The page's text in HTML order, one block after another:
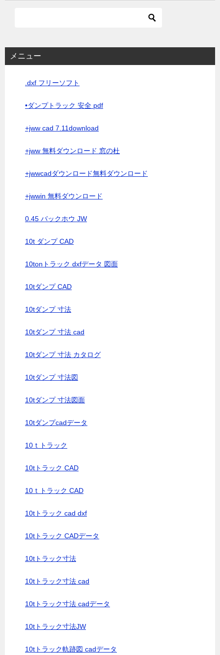
メニュー
.dxf フリーソフト
•ダンプトラック 安全 pdf
+jww cad 7.11download
+jww 無料ダウンロード 窓の杜
+jwwcadダウンロード無料ダウンロード
+jwwin 無料ダウンロード
0.45 バックホウ JW
10t ダンプ CAD
10tonトラック dxfデータ 図面
10tダンプ CAD
10tダンプ 寸法
10tダンプ 寸法 cad
10tダンプ 寸法 カタログ
10tダンプ 寸法図
10tダンプ 寸法図面
10tダンプcadデータ
10ｔトラック
10tトラック CAD
10ｔトラック CAD
10tトラック cad dxf
10tトラック CADデータ
10tトラック寸法
10tトラック寸法 cad
10tトラック寸法 cadデータ
10tトラック寸法JW
10tトラック軌跡図 cadデータ